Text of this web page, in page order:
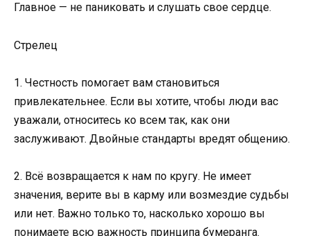
Главное — не паниковать и слушать свое сердце.
Стрелец
1. Честность помогает вам становиться
привлекательнее. Если вы хотите, чтобы люди вас
уважали, относитесь ко всем так, как они
заслуживают. Двойные стандарты вредят общению.
2. Всё возвращается к нам по кругу. Не имеет
значения, верите вы в карму или возмездие судьбы
или нет. Важно только то, насколько хорошо вы
понимаете всю важность принципа бумеранга.